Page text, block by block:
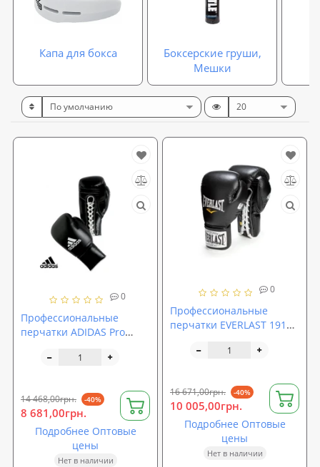
Капа для бокса
Боксерские груши,
Мешки
0
Профессиональные
перчатки ADIDAS Pro
14 468,00грн. -40%
8 681,00грн.
Подробнее Оптовые
цены
Нет в наличии
0
Профессиональные
перчатки EVERLAST 1910
16 671,00грн. -40%
10 005,00грн.
Подробнее Оптовые
цены
Нет в наличии